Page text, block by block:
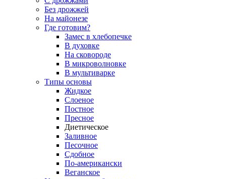
Без дрожжей
На майонезе
Где готовим?
Замес в хлебопечке
В духовке
На сковороде
В микроволновке
В мультиварке
Типы основы
Жидкое
Слоеное
Постное
Пресное
Диетическое
Заливное
Песочное
Сдобное
По-американски
Веганское